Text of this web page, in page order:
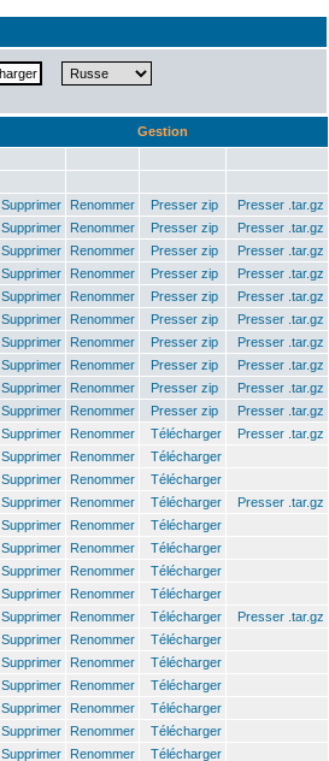
Gestion
Supprimer Renommer Presser zip
Presser .tar.gz
Supprimer Renommer Presser zip
Presser .tar.gz
Supprimer Renommer Presser zip
Presser .tar.gz
Supprimer Renommer Presser zip
Presser .tar.gz
Supprimer Renommer Presser zip
Presser .tar.gz
Supprimer Renommer Presser zip
Presser .tar.gz
Supprimer Renommer Presser zip
Presser .tar.gz
Supprimer Renommer Presser zip
Presser .tar.gz
Supprimer Renommer Presser zip
Presser .tar.gz
Supprimer Renommer Presser zip
Presser .tar.gz
Supprimer Renommer Télécharger
Presser .tar.gz
Supprimer Renommer
Télécharger
Supprimer Renommer
Télécharger
Supprimer Renommer Télécharger
Presser .tar.gz
Supprimer Renommer
Télécharger
Supprimer Renommer
Télécharger
Supprimer Renommer
Télécharger
Supprimer Renommer
Télécharger
Supprimer Renommer Télécharger
Presser .tar.gz
Supprimer Renommer
Télécharger
Supprimer Renommer
Télécharger
Supprimer Renommer
Télécharger
Supprimer Renommer
Télécharger
Supprimer Renommer
Télécharger
Supprimer Renommer
Télécharger